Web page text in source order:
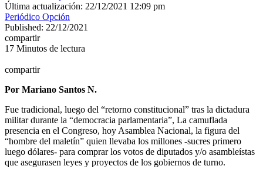
Última actualización: 22/12/2021 12:09 pm
Periódico Opción
Published: 22/12/2021
compartir
17 Minutos de lectura
compartir
Por Mariano Santos N.
Fue tradicional, luego del “retorno constitucional” tras la dictadura
militar durante la “democracia parlamentaria”, La camuflada
presencia en el Congreso, hoy Asamblea Nacional, la figura del
“hombre del maletín” quien llevaba los millones -sucres primero
luego dólares- para comprar los votos de diputados y/o asambleístas
que asegurasen leyes y proyectos de los gobiernos de turno.